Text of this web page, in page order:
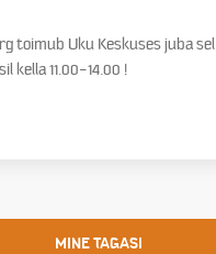
toimub Uku Keskuses juba sel
kella 11.00-14.00 !
MINE TAGASI